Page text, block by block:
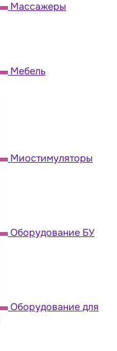
Массажеры
Мебель
Миостимуляторы
Оборудование БУ
Оборудование для